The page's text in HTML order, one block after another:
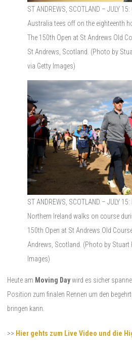
ST ANDREWS, SCOTLAND – JULY 15:
Australia tees off on the eighteenth
The 150th Open at St Andrews Old
St Andrews, Scotland. (Photo by
via Getty Images)
ST ANDREWS, SCOTLAND – JULY 15:
Northern Ireland walks on course
150th Open at St Andrews Old
Andrews, Scotland. (Photo by Stuart
Images)
Heute am Moving Daywird es sicher
Position zum finalen Rennen um den
bringen kann.
>> Hier gehts zum Live Video und die